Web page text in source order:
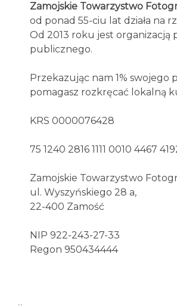
Zamojskie Towarzystwo
od ponad 55-ciu lat działa na
Od 2013 roku jest organizacją
publicznego.
Przekazując nam 1% swojego
pomagasz rozkręcać lokalną
KRS 0000076428
75 1240 2816 1111 0010 4467
Zamojskie Towarzystwo
ul. Wyszyńskiego 28 a,
22-400 Zamość
NIP 922-243-27-33
Regon 950434444